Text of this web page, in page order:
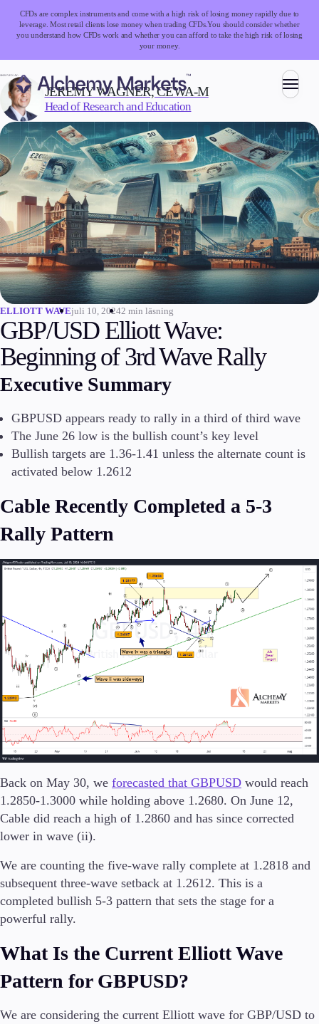
CFDs are complex instruments and come with a high risk of losing money rapidly due to
leverage. Most retail clients lose money when trading CFDs.You should consider whether
you understand how CFDs work and whether you can afford to take the high risk of losing
your money.
Handel
Marknader
Valutahandel
Index
Aktier
Råvaror
Kryptovalutor
ETFs
Investera
Hög avkastning
Institutionell
Copy Trading
Villkor
Insättningar och uttag
Konton
Klassisk
Premier
Plattformar
Handelsplattformar
Metatrader
FIX API
Handelsverktyg
Trading Central
VPS
Marginalkrav
Ljusstakar
Indikatorer
SKRIVEN AV:
JEREMY WAGNER, CEWA-M
Head of Research and Education
ELLIOTT WAVEjuli 10, 20242 min läsning
GBP/USD Elliott Wave:
Beginning of 3rd Wave Rally
Executive Summary
GBPUSD appears ready to rally in a third of third wave
The June 26 low is the bullish count’s key level
Bullish targets are 1.36-1.41 unless the alternate count is
activated below 1.2612
Cable Recently Completed a 5-3
Rally Pattern
Back on May 30, we forecasted that GBPUSD would reach
1.2850-1.3000 while holding above 1.2680. On June 12,
Cable did reach a high of 1.2860 and has since corrected
lower in wave (ii).
We are counting the five-wave rally complete at 1.2818 and
subsequent three-wave setback at 1.2612. This is a
completed bullish 5-3 pattern that sets the stage for a
powerful rally.
What Is the Current Elliott Wave
Pattern for GBPUSD?
We are considering the current Elliott wave for GBP/USD to